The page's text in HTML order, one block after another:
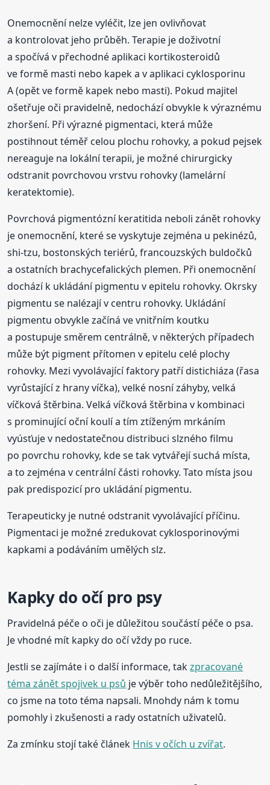
Onemocnění nelze vyléčit, lze jen ovlivňovat
a kontrolovat jeho průběh. Terapie je doživotní
a spočívá v přechodné aplikaci kortikosteroidů
ve formě masti nebo kapek a v aplikaci cyklosporinu
A (opět ve formě kapek nebo masti). Pokud majitel
ošetřuje oči pravidelně, nedochází obvykle k výraznému
zhoršení. Při výrazné pigmentaci, která může
postihnout téměř celou plochu rohovky, a pokud pejsek
nereaguje na lokální terapii, je možné chirurgicky
odstranit povrchovou vrstvu rohovky (lamelární
keratektomie).
Povrchová pigmentózní keratitida neboli zánět rohovky
je onemocnění, které se vyskytuje zejména u pekinézů,
shi-tzu, bostonských teriérů, francouzských buldočků
a ostatních brachycefalických plemen. Při onemocnění
dochází k ukládání pigmentu v epitelu rohovky. Okrsky
pigmentu se nalézají v centru rohovky. Ukládání
pigmentu obvykle začíná ve vnitřním koutku
a postupuje směrem centrálně, v některých případech
může být pigment přítomen v epitelu celé plochy
rohovky. Mezi vyvolávající faktory patří distichiáza (řasa
vyrůstající z hrany víčka), velké nosní záhyby, velká
víčková štěrbina. Velká víčková štěrbina v kombinaci
s prominující oční koulí a tím ztíženým mrkáním
vyúsťuje v nedostatečnou distribuci slzného filmu
po povrchu rohovky, kde se tak vytvářejí suchá místa,
a to zejména v centrální části rohovky. Tato místa jsou
pak predispozicí pro ukládání pigmentu.
Terapeuticky je nutné odstranit vyvolávající příčinu.
Pigmentaci je možné zredukovat cyklosporinovými
kapkami a podáváním umělých slz.
Kapky do očí pro psy
Pravidelná péče o oči je důležitou součástí péče o psa.
Je vhodné mít kapky do očí vždy po ruce.
Jestli se zajímáte i o další informace, takzpracované
téma zánět spojivek u psů je výběr toho nedůležitějšího,
co jsme na toto téma napsali. Mnohdy nám k tomu
pomohly i zkušenosti a rady ostatních uživatelů.
Za zmínku stojí také článek Hnis v očích u zvířat.